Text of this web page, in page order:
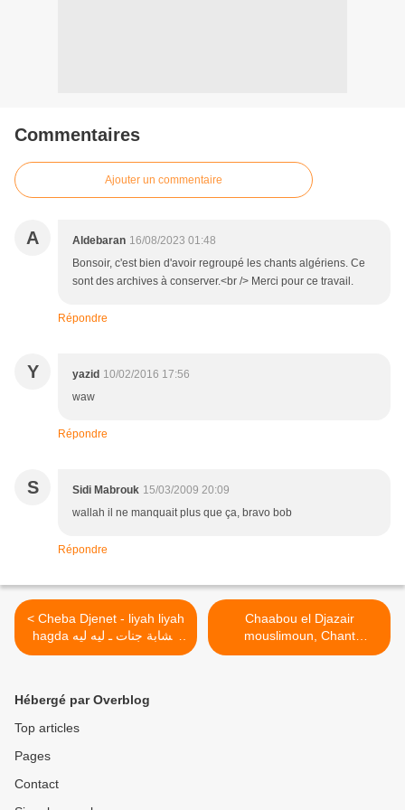
Commentaires
Ajouter un commentaire
A Aldebaran 16/08/2023 01:48
Bonsoir, c'est bien d'avoir regroupé les chants algériens. Ce
sont des archives à conserver.<br /> Merci pour ce travail.
Répondre
Y yazid 10/02/2016 17:56
waw
Répondre
S Sidi Mabrouk 15/03/2009 20:09
wallah il ne manquait plus que ça, bravo bob
Répondre
< Cheba Djenet - liyah liyah
hagda الشابة جنات ـ ليه ليه
هاكدا
Chaabou el Djazair
mouslimoun, Chant
patriotique Algérien نشيد
Hébergé par Overblog
Top articles
Pages
Contact